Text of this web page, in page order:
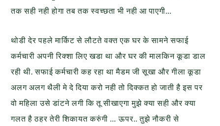
तक सही नही होगा तब तक स्वच्छता भी नही आ पाएगी…
थोडी देर पहले मार्किट से लौटते वक्त एक घर के सामने सफाई
कर्मचारी अपनी रिक्शा लिए खडा था और घर की मालकिन कूडा डाल
रही थी. सफाई कर्मचारी कह रहा था मैडम जी सूखा और गीला कूडा
अलग अलग थैली मे दे दिया करो नही तो दिक्कत हो जाती है इस पर
वो महिला उसे डांटने लगी कि तू सीखाएगा मुझे क्या सही और क्या
गलत है ठहर तेरी शिकायत करुंगी … ऊपर.. तुझे नौकरी से